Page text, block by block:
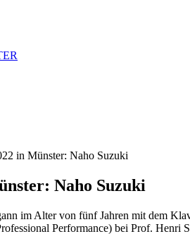
in Münster: Naho Suzuki
Naho Suzuki
im Alter von fünf Jahren mit dem
Performance) bei Prof. Henri